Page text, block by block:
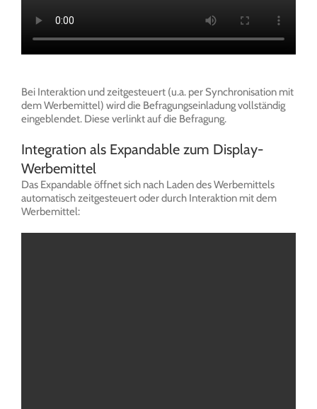
Bei Interaktion und zeitgesteuert (u.a. per Synchronisation mit
dem Werbemittel) wird die Befragungseinladung vollständig
eingeblendet. Diese verlinkt auf die Befragung.
Integration als Expandable zum Display-
Werbemittel
Das Expandable öffnet sich nach Laden des Werbemittels
automatisch zeitgesteuert oder durch Interaktion mit dem
Werbemittel: